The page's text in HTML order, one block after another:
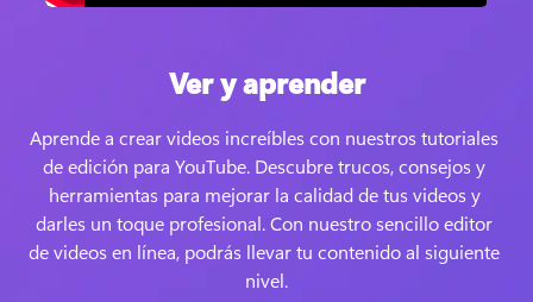
Ver y aprender
Aprende a crear videos increíbles con nuestros tutoriales
de edición para YouTube. Descubre trucos, consejos y
herramientas para mejorar la calidad de tus videos y
darles un toque profesional. Con nuestro sencillo editor
de videos en línea, podrás llevar tu contenido al siguiente
nivel.